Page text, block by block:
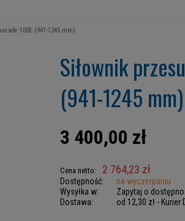
100E (941-1245 mm)
Siłownik
(941-1245 mm)
3 400,00 zł
Cena netto: 2 764,23 zł
Dostępność:
na wyczerpaniu
Wysyłka w:
Zapytaj o
Dostawa:
od 12,30 zł - Kurier